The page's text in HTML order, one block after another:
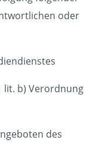
oder
lit. b) Verordnung
des